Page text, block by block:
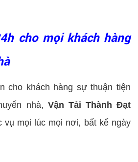
cho mọi khách hàng
cho khách hàng sự thuận tiện
nhà, Vận Tải Thành Đạt
vụ mọi lúc mọi nơi, bất kể ngày